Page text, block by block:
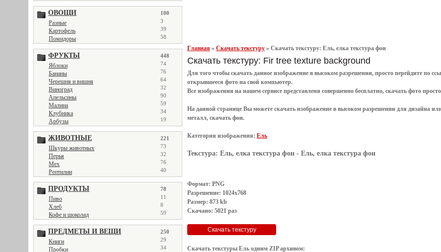
ОВОЩИ 100
Разные 3
Картофель 39
Помидоры 58
ФРУКТЫ 448
Яблоки 74
Бананы 76
Черешня и вишня 64
Виноград 32
Апельсины 90
Малина 59
Клубника 34
Арбузы 19
ЖИВОТНЫЕ 221
Шкуры животных 73
Перья 32
Мех 76
Рептилии 40
ПРОДУКТЫ 78
Пиво 11
Хлеб 8
Кофе и шоколад 59
ПРЕДМЕТЫ И ВЕЩИ 250
Книги 29
Пробки 34
Главная » Скачать текстуру » Скачать текстуру: Ель, елка текстура фон
Скачать текстуру: Fir tree texture background
Для того чтобы скачать данное изображение в высоком разрешении, просто перейдите по
открывшееся фото на свой компьютер.
Все изображения на нашем сервисе представленя совершенно бесплатно, скачать фото
На данной странице Вы можете скачать изображение в высоком разрешении для дизайна
металл, скачать фон.
Категория изображения: Ель
Текстура: Ель, елка текстура фон - Ель, елка текстура фон
Формат: PNG
Разрешение: 1024x768
Размер: 873 kb
Скачано: 5021 раз
Скачать текстуры Ель одним ZIP архивом: